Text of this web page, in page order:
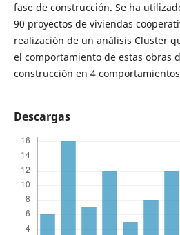
fase de construcción. Se ha
90 proyectos de viviendas
realización de un análisis Cluster
el comportamiento de estas obras
construcción en 4
Descargas